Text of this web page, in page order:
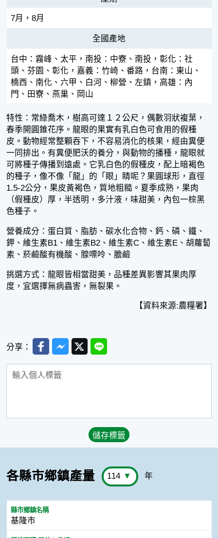
7月，8月
全國產地
台中：霧峰、太平，南投：中寮、南投，彰化：社
頭、芬園、彰化，嘉義：竹崎、番路，台南：東山、
楠西、南化、六甲、白河、柳營、左鎮，高雄：內
門、田寮、燕巢、岡山
特性：常綠喬木，樹高可達１２公尺，偶數羽狀複葉，
春季開圓錐花序。龍眼的果實有乳白色可食用的假種
皮。動物經常整顆吞下，不容易消化的核果，經由糞便
一同排出。有糞便肥沃的養分，與動物的播種，龍眼就
可將種子傳播到遠處。它乳白色的假種皮，配上暗褐色
的種子，像不像「龍」的「眼」睛呢？果圓球形，直徑
1.5-2公分，果皮黃褐色，質地粗糙。夏季成熟，果肉
（假種皮）厚，半透明，多汁液，味甜美，內包一棕黑
色種子。
營養成分：蛋白質、脂肪、碳水化合物、鈣、磷、鐵、
鉀、維生素B1、維生素B2、維生素C、維生素E、胡蘿蔔
素、菸鹼酸有機酸、腺嘌呤、膽鹼
挑選方式：龍眼皆相當甜美，品種差異影響其果肉厚
度，宜選擇無病蟲害，無裂果。
【資料來源:農糧署】
分享： FacebookMessenger
TwitterLine
各縣市鄉鎮產量 年
縣市鄉鎮名稱
基隆市